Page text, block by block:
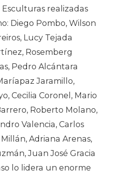
realizadas
Diego Pombo, Wilson
Lucy Tejada
Rosemberg
Pedro Alcántara
Jaramillo,
Cecilia Coronel, Mario
Roberto Molano,
Valencia, Carlos
Adriana Arenas,
Juan José Gracia
lo lidera un enorme